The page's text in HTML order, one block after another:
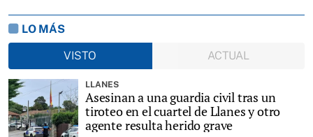
LO MÁS
VISTO
ACTUAL
LLANES
Asesinan a una guardia civil tras un
tiroteo en el cuartel de Llanes y otro
agente resulta herido grave